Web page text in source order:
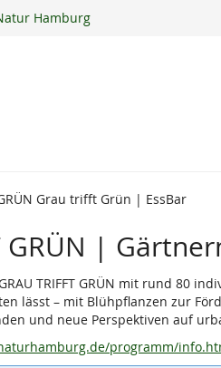
Hamburg
Grau trifft Grün | EssBar
GRÜN |
TRIFFT GRÜN mit rund 80
lässt – mit Blühpflanzen zur
und neue Perspektiven auf
programm/